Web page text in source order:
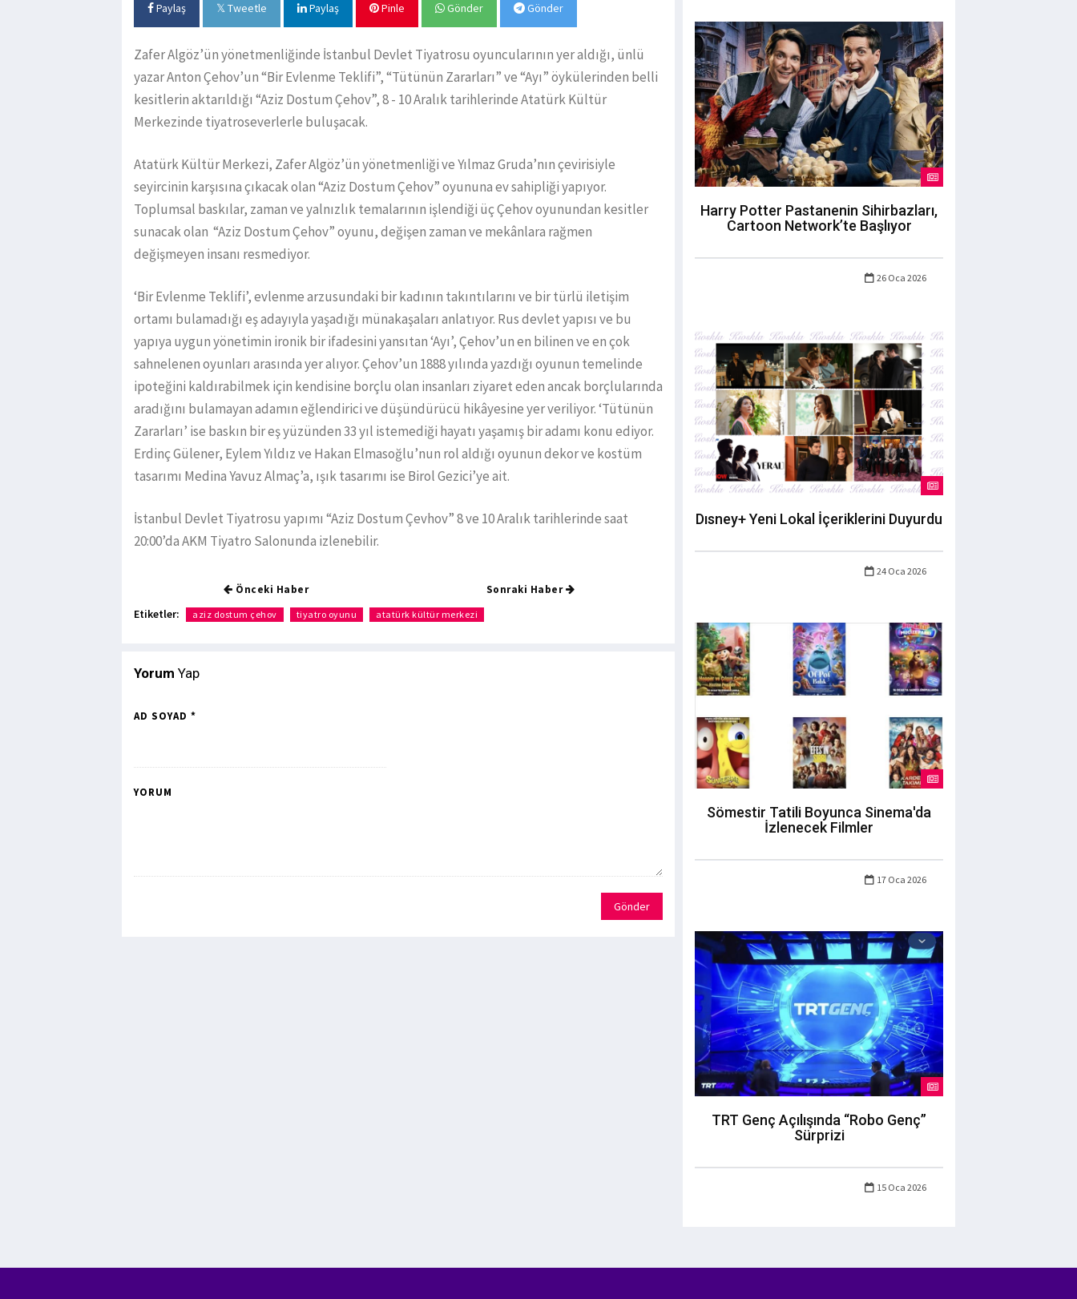
Paylaş Tweetle Paylaş Pinle Gönder Gönder
Zafer Algöz’ün yönetmenliğinde İstanbul Devlet Tiyatrosu oyuncularının yer aldığı, ünlü
yazar Anton Çehov’un “Bir Evlenme Teklifi”, “Tütünün Zararları” ve “Ayı” öykülerinden belli
kesitlerin aktarıldığı “Aziz Dostum Çehov”, 8 - 10 Aralık tarihlerinde Atatürk Kültür
Merkezinde tiyatroseverlerle buluşacak.
Atatürk Kültür Merkezi, Zafer Algöz’ün yönetmenliği ve Yılmaz Gruda’nın çevirisiyle
seyircinin karşısına çıkacak olan “Aziz Dostum Çehov” oyununa ev sahipliği yapıyor.
Toplumsal baskılar, zaman ve yalnızlık temalarının işlendiği üç Çehov oyunundan kesitler
sunacak olan “Aziz Dostum Çehov” oyunu, değişen zaman ve mekânlara rağmen
değişmeyen insanı resmediyor.
‘Bir Evlenme Teklifi’, evlenme arzusundaki bir kadının takıntılarını ve bir türlü iletişim
ortamı bulamadığı eş adayıyla yaşadığı münakaşaları anlatıyor. Rus devlet yapısı ve bu
yapıya uygun yönetimin ironik bir ifadesini yansıtan ‘Ayı’, Çehov’un en bilinen ve en çok
sahnelenen oyunları arasında yer alıyor. Çehov’un 1888 yılında yazdığı oyunun temelinde
ipoteğini kaldırabilmek için kendisine borçlu olan insanları ziyaret eden ancak borçlularında
aradığını bulamayan adamın eğlendirici ve düşündürücü hikâyesine yer veriliyor. ‘Tütünün
Zararları’ ise baskın bir eş yüzünden 33 yıl istemediği hayatı yaşamış bir adamı konu ediyor.
Erdinç Gülener, Eylem Yıldız ve Hakan Elmasoğlu’nun rol aldığı oyunun dekor ve kostüm
tasarımı Medina Yavuz Almaç’a, ışık tasarımı ise Birol Gezici’ye ait.
İstanbul Devlet Tiyatrosu yapımı “Aziz Dostum Çevhov” 8 ve 10 Aralık tarihlerinde saat
20:00’da AKM Tiyatro Salonunda izlenebilir.
Önceki Haber Sonraki Haber
Etiketler: aziz dostum çehov tiyatro oyunu atatürk kültür merkezi
Yorum Yap
AD SOYAD *
YORUM
Gönder
Harry Potter Pastanenin Sihirbazları,
Cartoon Network’te Başlıyor
26 Oca 2026
Dısney+ Yeni Lokal İçeriklerini Duyurdu
24 Oca 2026
Sömestir Tatili Boyunca Sinema'da
İzlenecek Filmler
17 Oca 2026
TRT Genç Açılışında “Robo Genç”
Sürprizi
15 Oca 2026